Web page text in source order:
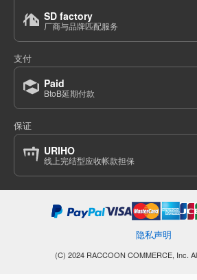
SD factory
厂商与品牌匹配服务
支付
Paid
BtoB延期付款
保证
URIHO
线上完结型应收帐款担保
隐私声明
(C) 2024 RACCOON COMMERCE, Inc.